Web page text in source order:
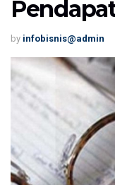
by infobisnis@admin